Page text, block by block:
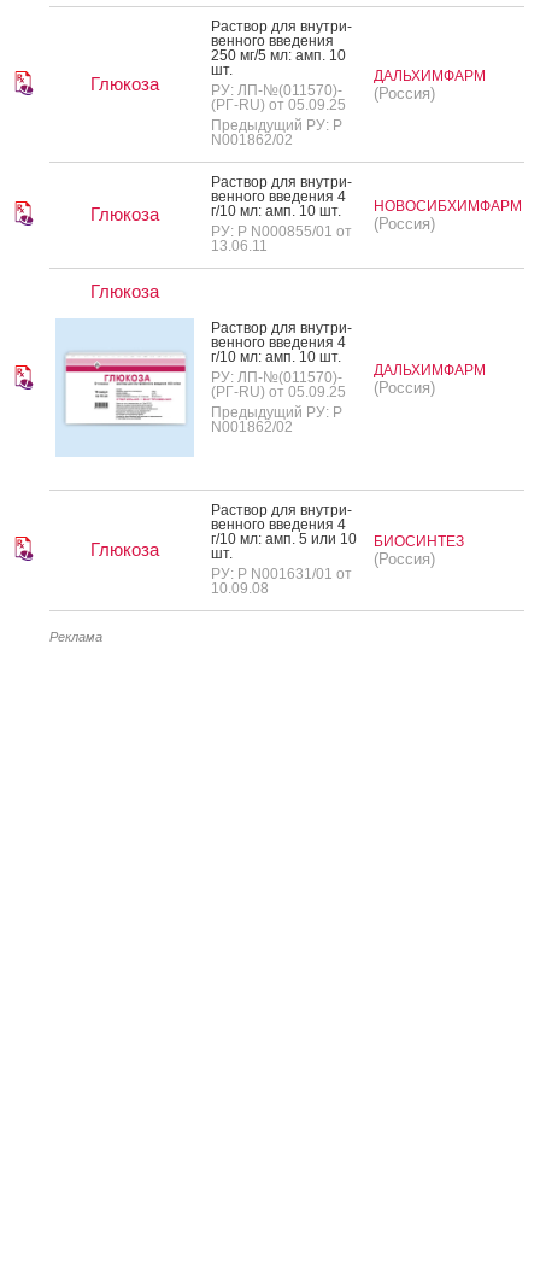
Глюкоза
Рас­твор для внут­ри­
вен­но­го вве­дения
250 мг/5 мл: амп. 10
шт.
РУ: ЛП-№(011570)-
(РГ-RU) от 05.09.25
Предыдущий РУ: Р
N001862/02
ДАЛЬХИМФАРМ
(Россия)
Глюкоза
Рас­твор для внут­ри­
вен­но­го вве­дения 4
г/10 мл: амп. 10 шт.
РУ: Р N000855/01 от
13.06.11
НОВОСИБХИМФАРМ
(Россия)
Глюкоза
Рас­твор для внут­ри­
вен­но­го вве­дения 4
г/10 мл: амп. 10 шт.
РУ: ЛП-№(011570)-
(РГ-RU) от 05.09.25
Предыдущий РУ: Р
N001862/02
ДАЛЬХИМФАРМ
(Россия)
Глюкоза
Рас­твор для внут­ри­
вен­но­го вве­дения 4
г/10 мл: амп. 5 или 10
шт.
РУ: Р N001631/01 от
10.09.08
БИОСИНТЕЗ
(Россия)
Реклама